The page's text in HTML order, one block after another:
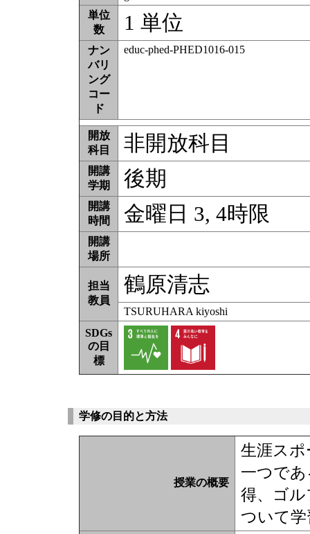
単位
数
1 単位
ナン
バリ
ング
コー
ド
educ-phed-PHED1016-015
開放
科目
非開放科目
開講
学期
後期
開講
時間
金曜日 3, 4時限
開講
場所
担当
教員
鶴原清志
TSURUHARA kiyoshi
SDGs
の目
標
学修の目的と方法
授業の概要
生涯ス
一つで
得、ゴ
ついて